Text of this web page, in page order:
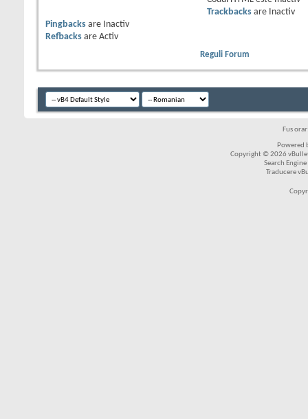
Trackbacksare
Inactiv
Pingbacks are
Inactiv
Refbacks are Activ
Reguli Forum
Fus
Powered
Copyright © 2026
Search
Traducere